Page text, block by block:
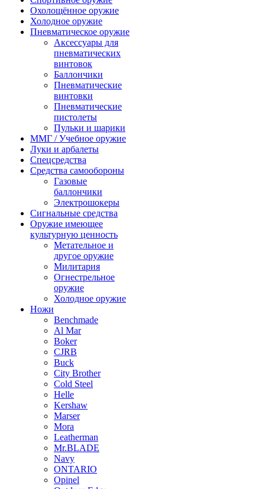
Охолощённое оружие
Холодное оружие
Пневматическое оружие
Аксессуары для
пневматических
винтовок
Баллончики
Пневматические
винтовки
Пневматические
пистолеты
Пульки и шарики
ММГ / Учебное оружие
Луки и арбалеты
Спецсредства
Средства самообороны
Газовые
баллончики
Электрошокеры
Сигнальные средства
Оружие имеющее
культурную ценность
Метательное и
другое оружие
Милитария
Огнестрельное
оружие
Холодное оружие
Ножи
Benchmade
Al Mar
Boker
CJRB
Buck
City Brother
Cold Steel
Helle
Kershaw
Marser
Mora
Leatherman
Mr.BLADE
Navy
ONTARIO
Opinel